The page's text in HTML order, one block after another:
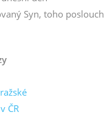
Syn, toho
ČR